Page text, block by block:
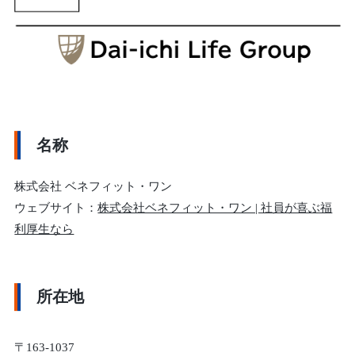
名称
株式会社 ベネフィット・ワン
ウェブサイト：株式会社ベネフィット・ワン | 社員が喜ぶ福
利厚生なら
所在地
〒163-1037